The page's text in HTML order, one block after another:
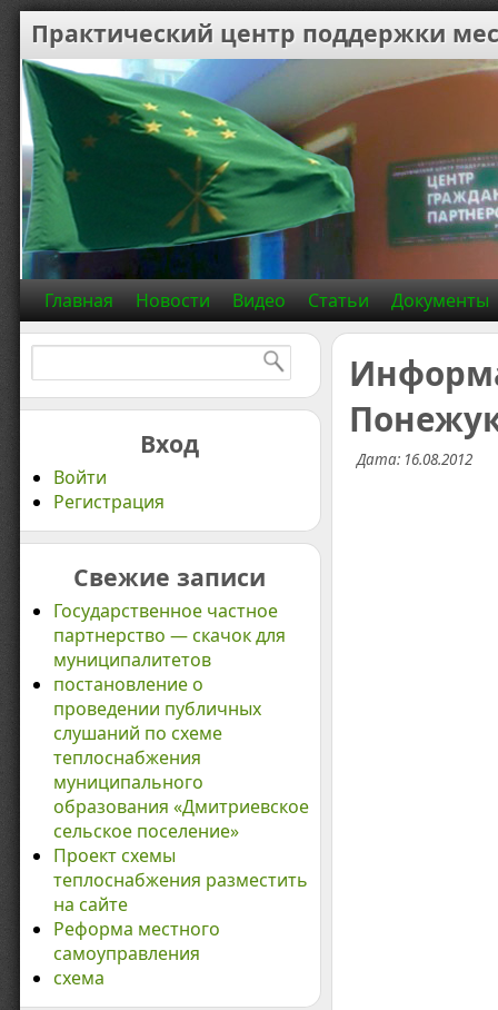
Практический центр поддержки
Главная Новости Видео Статьи Документы
Вход
Войти
Регистрация
Свежие записи
Государственное частное
партнерство — скачок для
муниципалитетов
постановление о
проведении публичных
слушаний по схеме
теплоснабжения
муниципального
образования «Дмитриевское
сельское поселение»
Проект схемы
теплоснабжения разместить
на сайте
Реформа местного
самоуправления
схема
Дата: 16.08.2012